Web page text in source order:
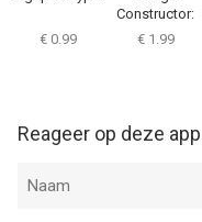
€ 0.99
Constructor:
TWD
€ 1.99
Reageer op deze app